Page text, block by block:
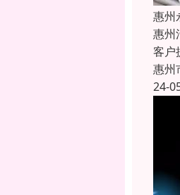
惠州
惠州
客户
惠州
24-